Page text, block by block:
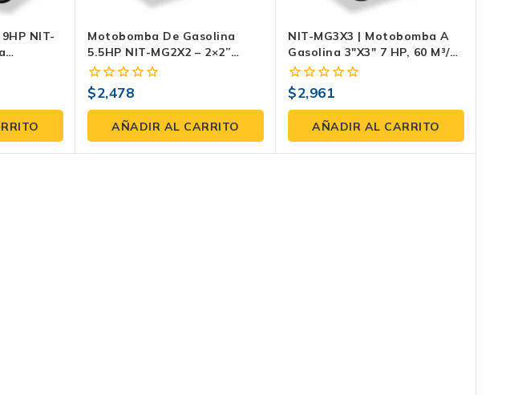
NIT-
Motobomba De Gasolina
5.5HP NIT-MG2X2 – 2×2”
Centrífuga Autocebante
Para Riego Y Drenaje
0
fuera
5
$2,478
AÑADIR AL CARRITO
NIT-MG3X3 | Motobomba A
Gasolina 3″x3″ 7 HP, 60 M³/h
Para Riego, Llenado Y
Desagüe
0
fuera
5
$2,961
AÑADIR AL CARRITO